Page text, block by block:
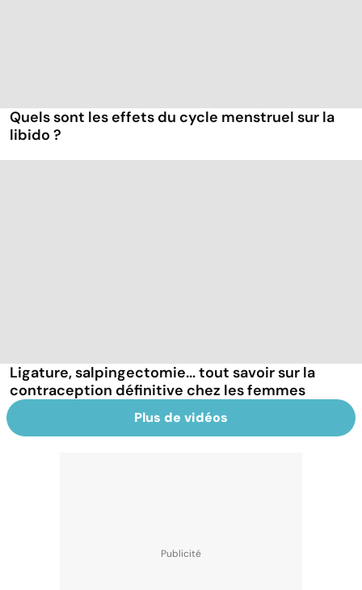
Quels sont les effets du cycle menstruel sur la
libido ?
Ligature, salpingectomie... tout savoir sur la
contraception définitive chez les femmes
Plus de vidéos